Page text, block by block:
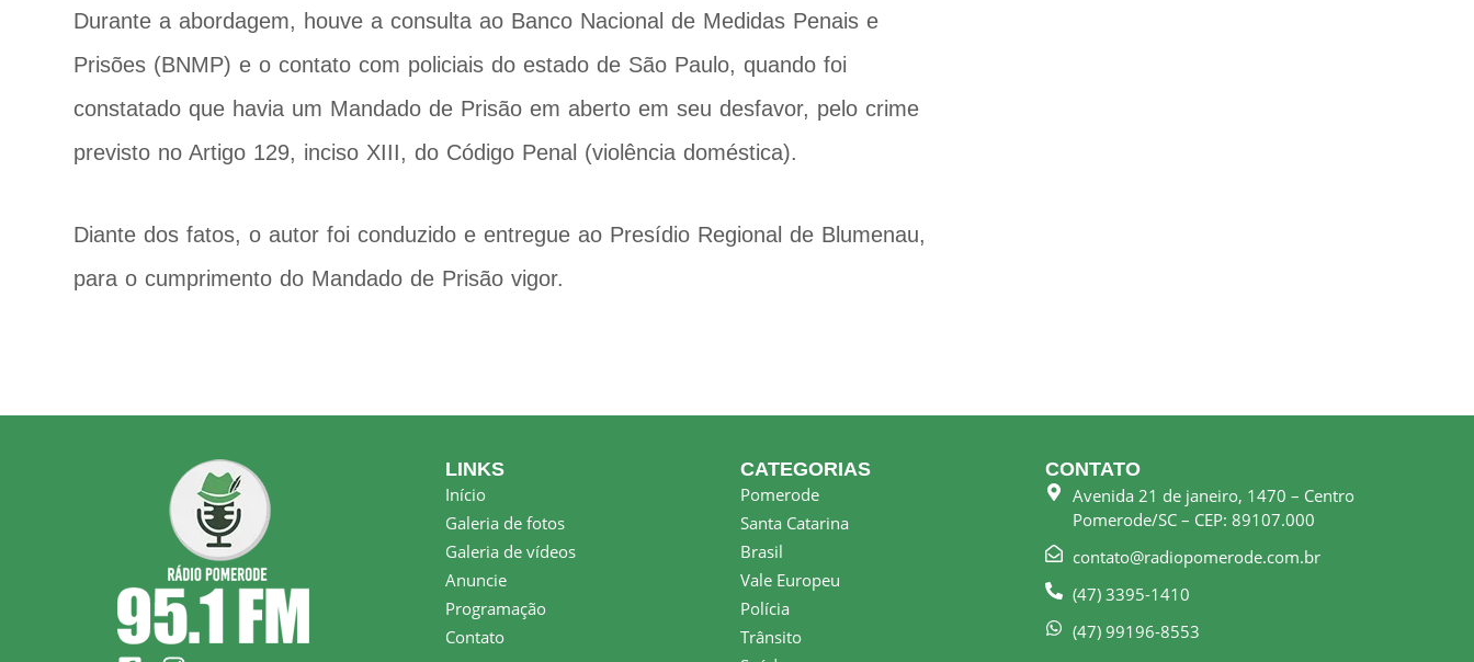
Durante a abordagem, houve a consulta ao Banco Nacional de Medidas Penais e
Prisões (BNMP) e o contato com policiais do estado de São Paulo, quando foi
constatado que havia um Mandado de Prisão em aberto em seu desfavor, pelo crime
previsto no Artigo 129, inciso XIII, do Código Penal (violência doméstica).
Diante dos fatos, o autor foi conduzido e entregue ao Presídio Regional de Blumenau,
para o cumprimento do Mandado de Prisão vigor.
F I
LINKS
Início
Galeria de fotos
Galeria de vídeos
Anuncie
Programação
Contato
CATEGORIAS
Pomerode
Santa Catarina
Brasil
Vale Europeu
Polícia
Trânsito
CONTATO
Avenida 21 de janeiro, 1470 – Centro
Pomerode/SC – CEP: 89107.000
contato@radiopomerode.com.br
(47) 3395-1410
(47) 99196-8553